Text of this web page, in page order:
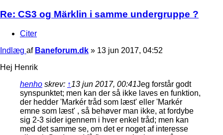
Re: CS3 og Märklin i samme undergruppe ?
Citer
Indlæg af Baneforum.dk » 13 jun 2017, 04:52
Hej Henrik
henho skrev: ↑13 jun 2017, 00:41Jeg forstår godt
synspunktet; men kan der så ikke laves en funktion,
der hedder 'Markér tråd som læst' eller 'Markér
emne som læst' , så behøver man ikke, at fordybe
sig 2-3 sider igennem i hver enkel tråd; men kan
med det samme se, om det er noget af interesse